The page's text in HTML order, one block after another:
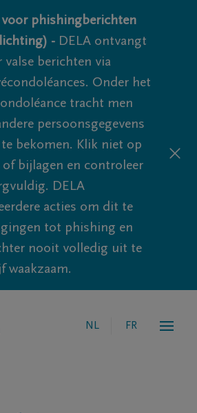
voor phishingberichten
- DELA ontvangt
valse berichten via
Onder het
tracht men
persoonsgegevens
bekomen. Klik niet op
bijlagen en controleer
DELA
acties om dit te
tot phishing en
nooit volledig uit te
waakzaam.
NL FR